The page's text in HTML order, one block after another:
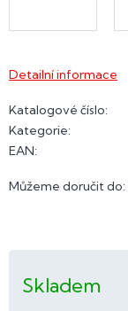
Můžeme doručit do:
Skladem
Detailní informace
Katalogové číslo:
Kategorie:
EAN: